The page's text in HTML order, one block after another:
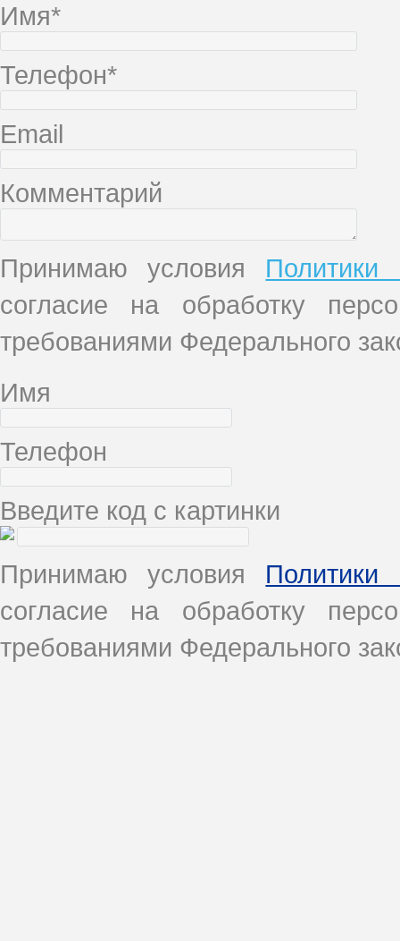
Имя*
Телефон*
Email
Комментарий
Принимаю условия Политики
согласие на обработку
требованиями Федерального
Имя
Телефон
Введите код с картинки
Принимаю условия Политики
согласие на обработку
требованиями Федерального